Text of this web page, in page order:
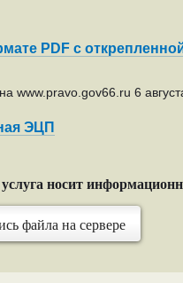
PDF с
www.pravo.gov66.ru 6
ЭЦП
носит
файла на сервере